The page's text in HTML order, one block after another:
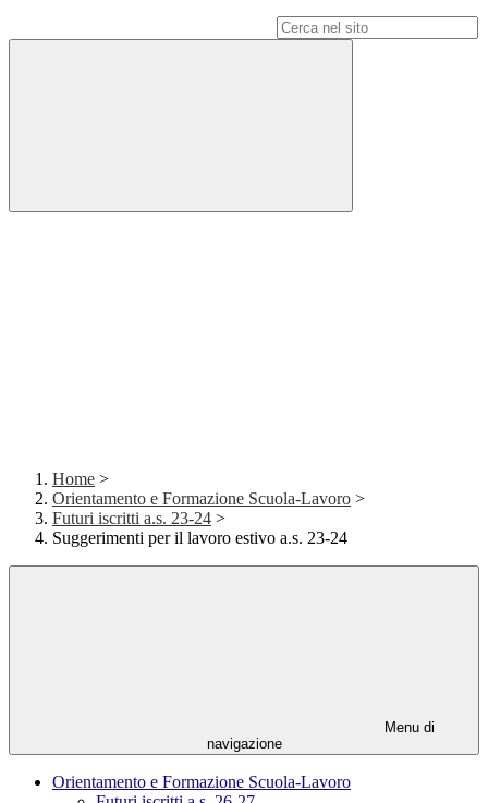
Home >
Orientamento e Formazione Scuola-Lavoro >
Futuri iscritti a.s. 23-24 >
Suggerimenti per il lavoro estivo a.s. 23-24
Menu di
navigazione
Orientamento e Formazione Scuola-Lavoro